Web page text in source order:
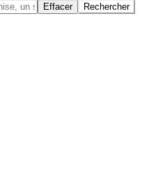
Effacer Rechercher